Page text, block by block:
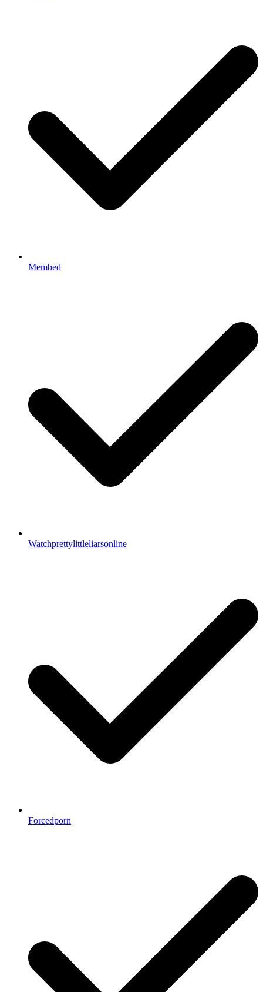
Membed
Watchprettylittleliarsonline
Forcedporn